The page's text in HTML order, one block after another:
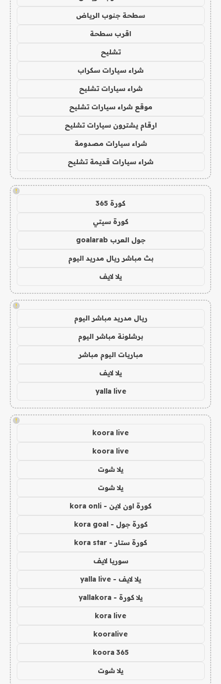
سطحة جنوب الرياض
اقرب سطحة
تشليح
شراء سيارات سكراب
شراء سيارات تشليح
موقع شراء سيارات تشليح
ارقام يشترون سيارات تشليح
شراء سيارات مصدومة
شراء سيارات قديمة تشليح
!
كورة 365
كورة سيتي
جول العرب goalarab
بث مباشر ريال مدريد اليوم
يلا لايف
!
ريال مدريد مباشر اليوم
برشلونة مباشر اليوم
مباريات اليوم مباشر
يلا لايف
yalla live
!
koora live
koora live
يلا شوت
يلا شوت
كورة اون لاين - kora onli
كورة جول - kora goal
كورة ستار - kora star
سوريا لايف
يلا لايف - yalla live
يلا كورة - yallakora
kora live
kooralive
koora 365
يلا شوت